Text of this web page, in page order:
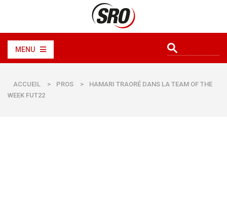
MENU
ACCUEIL > PROS >
HAMARI TRAORÉ DANS LA TEAM OF THE
WEEK FUT22